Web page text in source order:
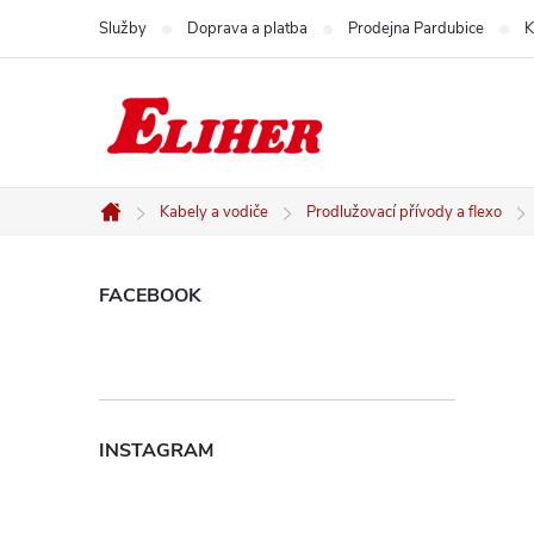
Služby Doprava a platba Prodejna Pardubice
Domů
Kabely a vodiče Prodlužovací přívody a flexo
P
s
FACEBOOK
INSTAGRAM